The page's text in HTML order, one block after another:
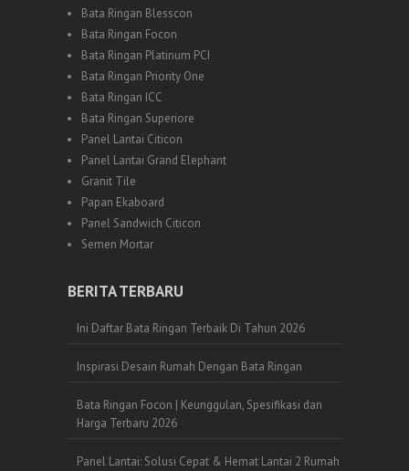
Bata Ringan Blesscon
Bata Ringan Focon
Bata Ringan Platinum PCI
Bata Ringan Priority One
Bata Ringan ICC
Bata Ringan Superiore
Panel Lantai Citicon
Panel Lantai Grand Elephant
Granit Tile
Papan Ekaboard
Panel Sandwich Citicon
Semen Mortar
BERITA TERBARU
Ini Daftar Bata Ringan Terbaik Di Tahun 2026
Inspirasi Desain Rumah Dengan Bata Ringan
Bata Ringan Focon | Keunggulan, Spesifikasi dan
Harga Terbaru 2026
Panel Lantai: Solusi Cepat & Hemat Lantai 2 Rumah